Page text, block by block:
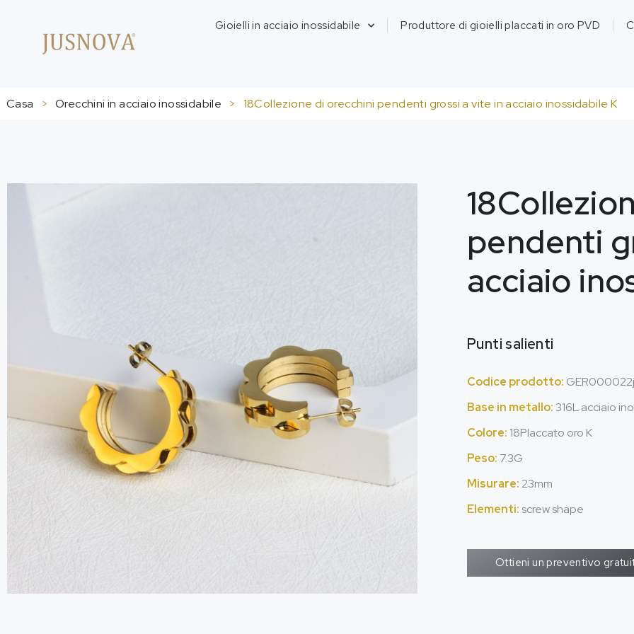
Gioielli in acciaio inossidabile Produttore di gioielli placcati in oro PVD
Casa > Orecchini in acciaio inossidabile > 18Collezione di orecchini pendenti grossi a vite in acciaio inossidabile K
pendenti
acciaio
Punti salienti
Codice prodotto:
Base in metallo: 316L acciaio
Colore: 18Placcato oro K
Peso: 7.3G
Misurare: 23mm
Elementi: screw shape
Ottieni un preventivo